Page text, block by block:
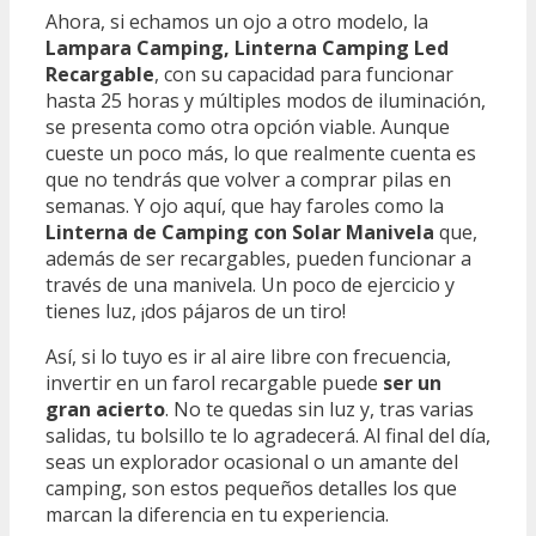
Ahora, si echamos un ojo a otro modelo, la
Lampara Camping, Linterna Camping Led
Recargable, con su capacidad para funcionar
hasta 25 horas y múltiples modos de iluminación,
se presenta como otra opción viable. Aunque
cueste un poco más, lo que realmente cuenta es
que no tendrás que volver a comprar pilas en
semanas. Y ojo aquí, que hay faroles como la
Linterna de Camping con Solar Manivela que,
además de ser recargables, pueden funcionar a
través de una manivela. Un poco de ejercicio y
tienes luz, ¡dos pájaros de un tiro!
Así, si lo tuyo es ir al aire libre con frecuencia,
invertir en un farol recargable puede ser un
gran acierto. No te quedas sin luz y, tras varias
salidas, tu bolsillo te lo agradecerá. Al final del día,
seas un explorador ocasional o un amante del
camping, son estos pequeños detalles los que
marcan la diferencia en tu experiencia.